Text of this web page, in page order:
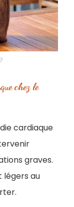
chez le
cardiaque
graves.
légers au